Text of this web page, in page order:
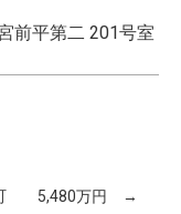
前平第二 201号室
之町 5,480万円 →